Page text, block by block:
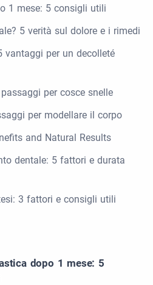
1 mese: 5 consigli utili
5 verità sul dolore e i rimedi
vantaggi per un decolleté
per cosce snelle
per modellare il corpo
and Natural Results
dentale: 5 fattori e durata
3 fattori e consigli utili
dopo 1 mese: 5